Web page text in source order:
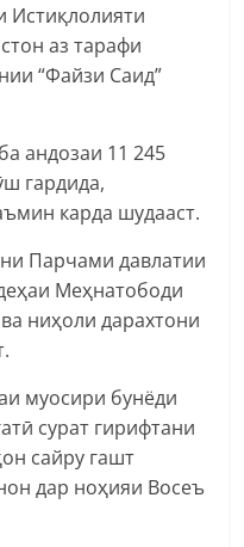
Истиқлолияти
аз тарафи
“Файзи Саид”
андозаи 11 245
гардида,
карда шудааст.
Парчами давлатии
Меҳнатободи
ниҳоли дарахтони
муосири бунёди
сурат гирифтани
сайру гашт
дар ноҳияи Восеъ